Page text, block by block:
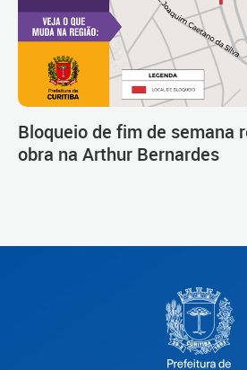
Bloqueio de fim de semana
obra na Arthur Bernardes